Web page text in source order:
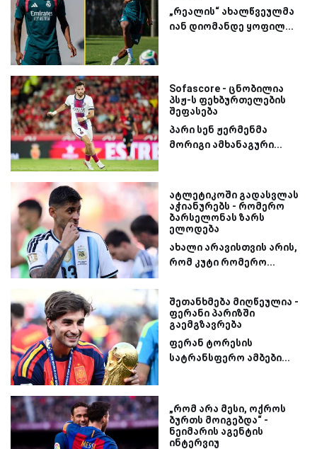
„რეალის“ ახალწვეულმა
იან დიომანდე ყოფილ...
Sofascore - ცნობილია
პსჟ-ს ფეხბურთელების
შეფასება
პარი სენ ჟერმენმა
მორიგი ამხანაგური...
ატლეტიკოში გადასვლას
აჭიანურებს - რომერო
ბარსელონას ზარს
ელოდება
ახალი არავისთვის არის,
რომ კუტი რომერო...
შეთანხმება მიღწეულია -
ფერანი პარიზში
გაემგზავრება
ფერან ტორესის
სატრანსფერო ამბები...
„რომ არა მესი, ოქროს
ბურთს მოიგებდა“ -
ნეიმარის აგენტის
ინტერვიუ